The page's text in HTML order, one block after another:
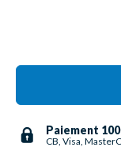
Paiement
CB, Visa,